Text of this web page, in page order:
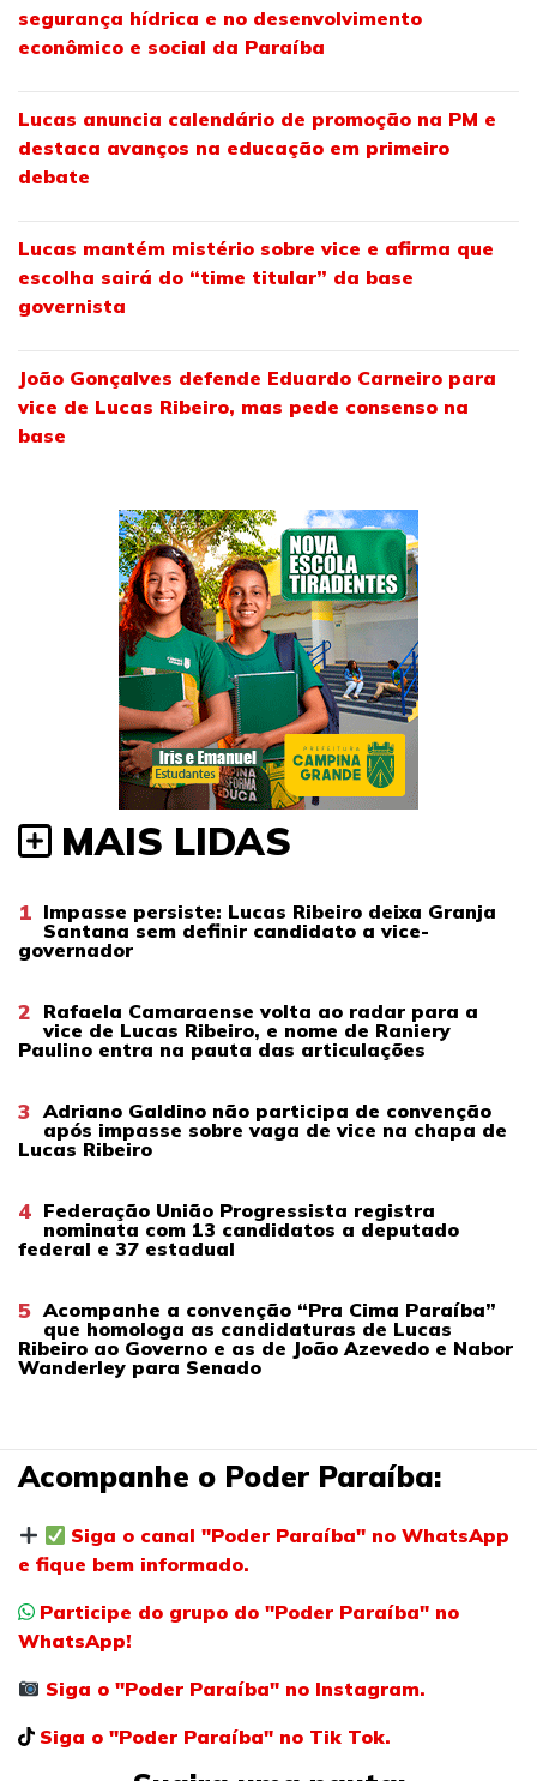
segurança hídrica e no desenvolvimento
econômico e social da Paraíba
Lucas anuncia calendário de promoção na PM e
destaca avanços na educação em primeiro
debate
Lucas mantém mistério sobre vice e afirma que
escolha sairá do “time titular” da base
governista
João Gonçalves defende Eduardo Carneiro para
vice de Lucas Ribeiro, mas pede consenso na
base
MAIS LIDAS
1 Impasse persiste: Lucas Ribeiro deixa Granja
Santana sem definir candidato a vice-
governador
2 Rafaela Camaraense volta ao radar para a
vice de Lucas Ribeiro, e nome de Raniery
Paulino entra na pauta das articulações
3 Adriano Galdino não participa de convenção
após impasse sobre vaga de vice na chapa de
Lucas Ribeiro
4 Federação União Progressista registra
nominata com 13 candidatos a deputado
federal e 37 estadual
5 Acompanhe a convenção “Pra Cima Paraíba”
que homologa as candidaturas de Lucas
Ribeiro ao Governo e as de João Azevedo e Nabor
Wanderley para Senado
Acompanhe o Poder Paraíba:
Siga o canal "Poder Paraíba" no WhatsApp
e fique bem informado.
Participe do grupo do "Poder Paraíba" no
WhatsApp!
Siga o "Poder Paraíba" no Instagram.
Siga o "Poder Paraíba" no Tik Tok.